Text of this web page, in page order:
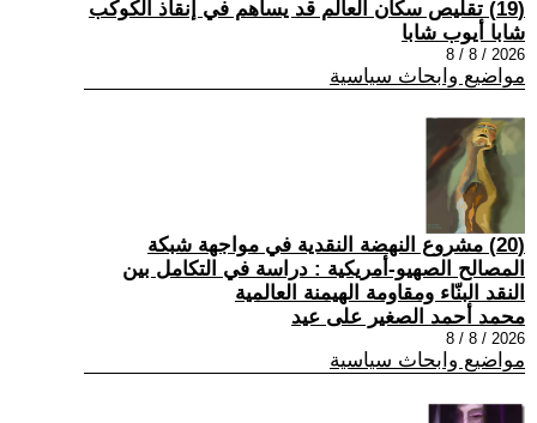
(19) تقليص سكان العالم قد يساهم في إنقاذ الكوكب
شابا أيوب شابا
2026 / 8 / 8
مواضيع وابحاث سياسية
(20) مشروع النهضة النقدية في مواجهة شبكة
المصالح الصهيو-أمريكية : دراسة في التكامل بين
النقد البنّاء ومقاومة الهيمنة العالمية
محمد أحمد الصغير على عيد
2026 / 8 / 8
مواضيع وابحاث سياسية